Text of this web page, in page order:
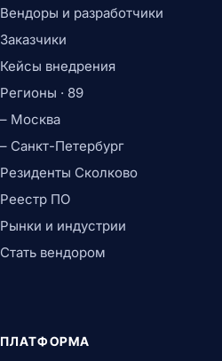
Вендоры и разработчики
Заказчики
Кейсы внедрения
Регионы · 89
– Москва
– Санкт-Петербург
Резиденты Сколково
Реестр ПО
Рынки и индустрии
Стать вендором
ПЛАТФОРМА